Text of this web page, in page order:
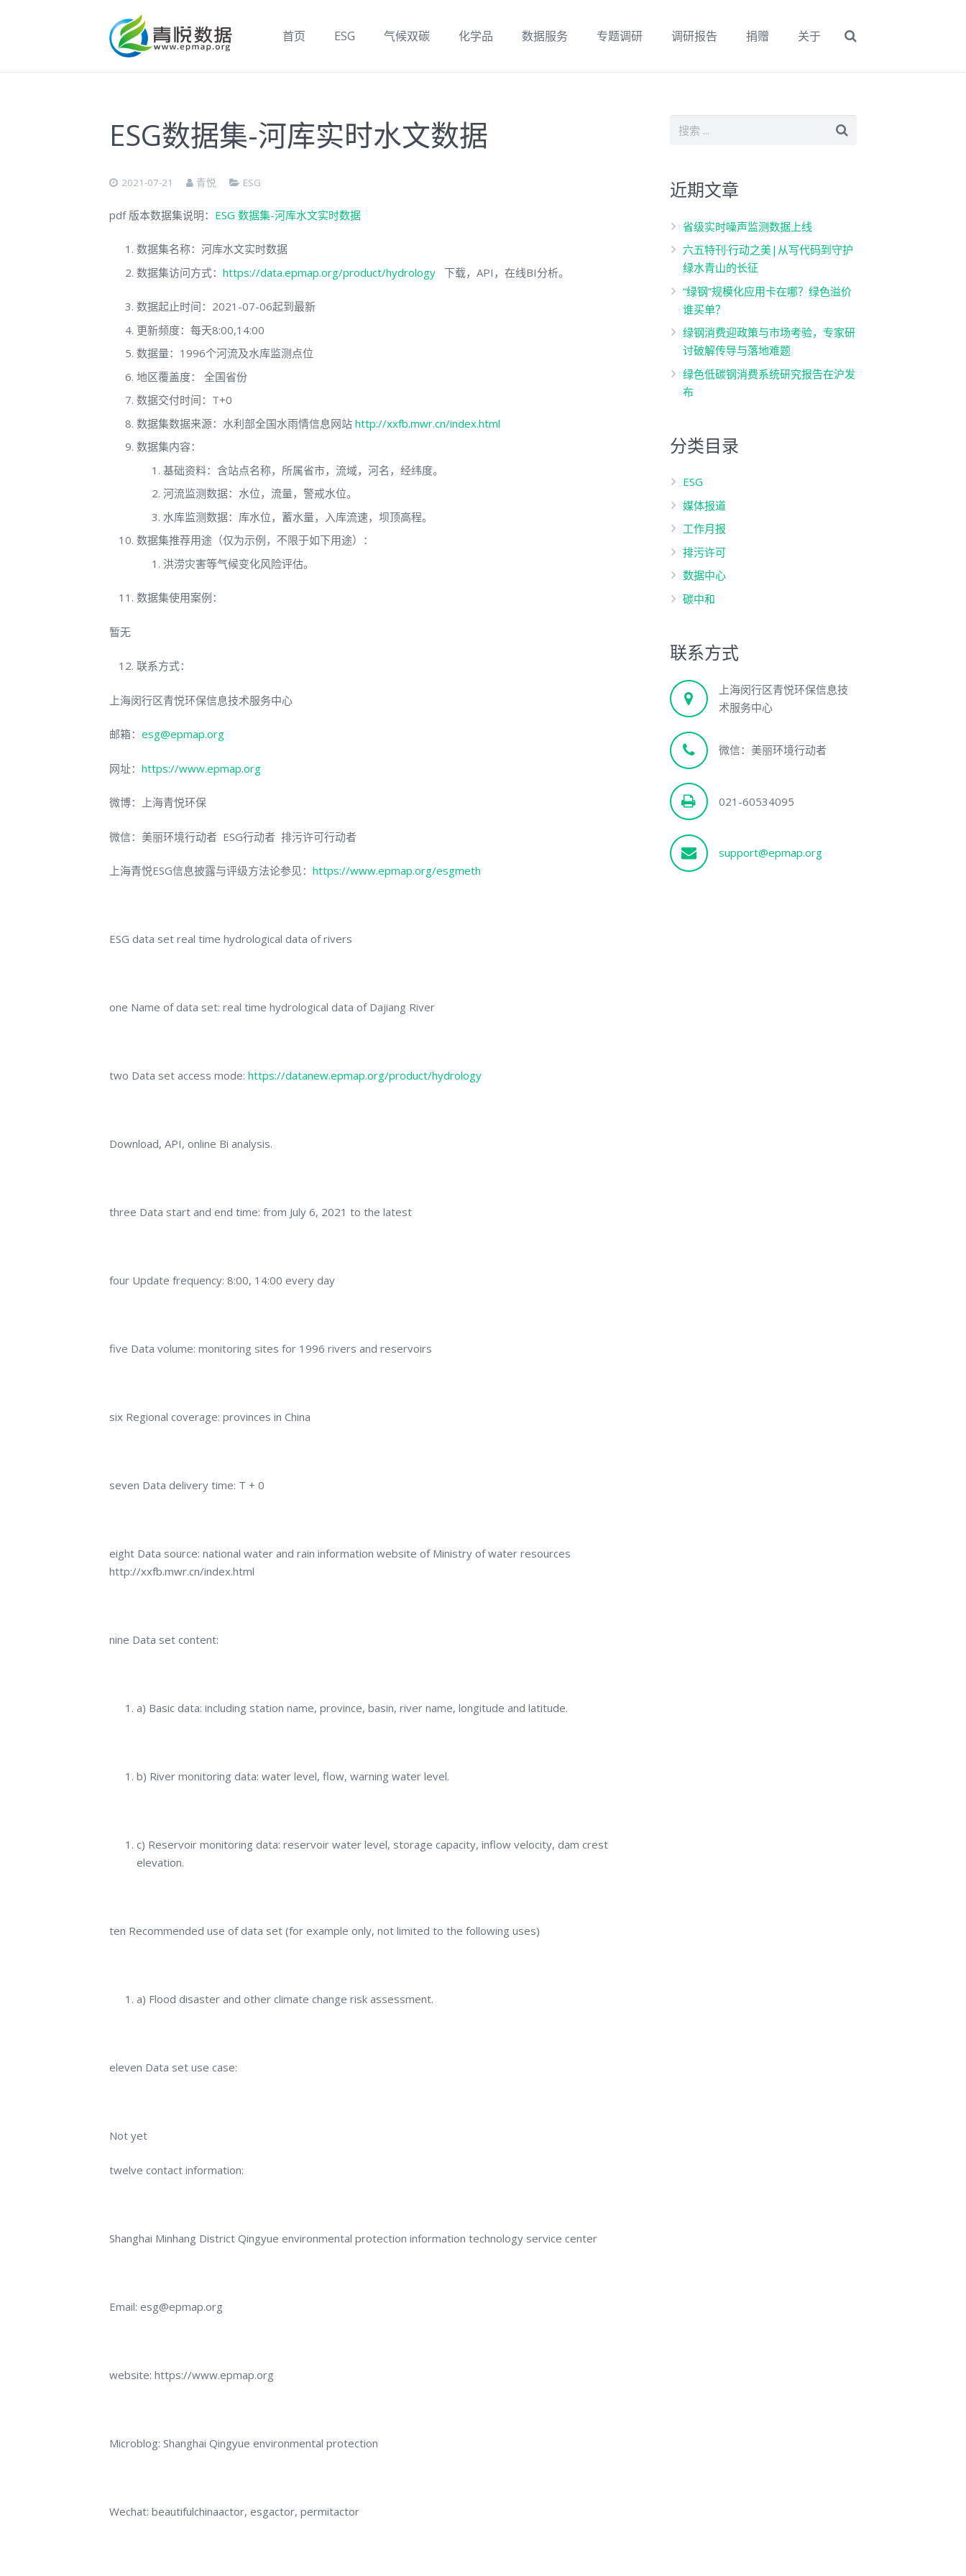
首页 ESG 气候双碳 化学品 数据服务 专题调研 调研报告 捐赠 关于
ESG数据集-河库实时水文数据
2021-07-21 青悦 ESG
pdf 版本数据集说明： ESG 数据集-河库水文实时数据
数据集名称：河库水文实时数据
数据集访问方式： https://data.epmap.org/product/hydrology下载，API，在线BI分析。
数据起止时间：2021-07-06起到最新
更新频度：每天8:00,14:00
数据量：1996个河流及水库监测点位
地区覆盖度： 全国省份
数据交付时间：T+0
数据集数据来源：水利部全国水雨情信息网站 http://xxfb.mwr.cn/index.html
数据集内容：
基础资料：含站点名称，所属省市，流域，河名，经纬度。
河流监测数据：水位，流量，警戒水位。
水库监测数据：库水位，蓄水量，入库流速，坝顶高程。
数据集推荐用途（仅为示例，不限于如下用途）：
洪涝灾害等气候变化风险评估。
数据集使用案例：
暂无
联系方式：
上海闵行区青悦环保信息技术服务中心
邮箱： esg@epmap.org
网址： https://www.epmap.org
微博：上海青悦环保
微信：美丽环境行动者 ESG行动者 排污许可行动者
上海青悦ESG信息披露与评级方法论参见： https://www.epmap.org/esgmeth
ESG data set real time hydrological data of rivers
one Name of data set: real time hydrological data of Dajiang River
two Data set access mode: https://datanew.epmap.org/product/hydrology
Download, API, online Bi analysis.
three Data start and end time: from July 6, 2021 to the latest
four Update frequency: 8:00, 14:00 every day
five Data volume: monitoring sites for 1996 rivers and reservoirs
six Regional coverage: provinces in China
seven Data delivery time: T + 0
eight Data source: national water and rain information website of Ministry of water resources
http://xxfb.mwr.cn/index.html
nine Data set content:
a) Basic data: including station name, province, basin, river name, longitude and latitude.
b) River monitoring data: water level, flow, warning water level.
c) Reservoir monitoring data: reservoir water level, storage capacity, inflow velocity, dam crest
elevation.
ten Recommended use of data set (for example only, not limited to the following uses)
a) Flood disaster and other climate change risk assessment.
eleven Data set use case:
Not yet
twelve contact information:
Shanghai Minhang District Qingyue environmental protection information technology service center
Email: esg@epmap.org
website: https://www.epmap.org
Microblog: Shanghai Qingyue environmental protection
Wechat: beautifulchinaactor, esgactor, permitactor
近期文章
省级实时噪声监测数据上线
六五特刊·行动之美|从写代码到守护
绿水青山的长征
“绿钢”规模化应用卡在哪？绿色溢价
谁买单？
绿钢消费迎政策与市场考验，专家研
讨破解传导与落地难题
绿色低碳钢消费系统研究报告在沪发
布
分类目录
ESG
媒体报道
工作月报
排污许可
数据中心
碳中和
联系方式
上海闵行区青悦环保信息技
术服务中心
微信：美丽环境行动者
021-60534095
support@epmap.org